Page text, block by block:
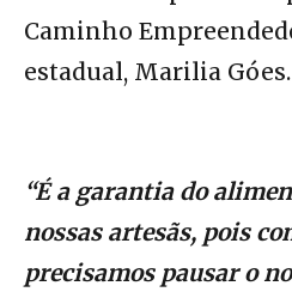
Caminho
estadual, Marilia Góes.
“É a garantia do
nossas artesãs, pois
precisamos pausar o